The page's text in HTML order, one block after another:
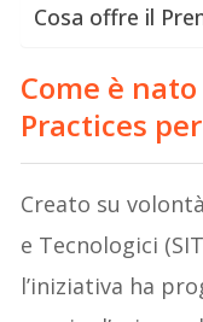
Cosa offre il
Come è nato
Practices
Creato su
e Tecnologici
l’iniziativa ha